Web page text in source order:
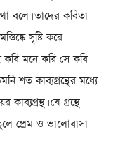
বলে। তাদের কবিতা
সৃষ্টি করে
মনে করি সে কবি
শত কাব্যগ্রন্থের মধ্যে
যে গ্রন্থে
প্রেম ও ভালোবাসা